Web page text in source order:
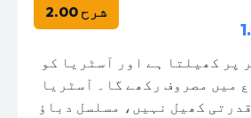
شرح 2.00
پر کھیلتا ہے اور آسٹریا کو
دفاع میں مصروف رکھے گا۔ آسٹریا
قدرتی کھیل نہیں، مسلسل دباؤ